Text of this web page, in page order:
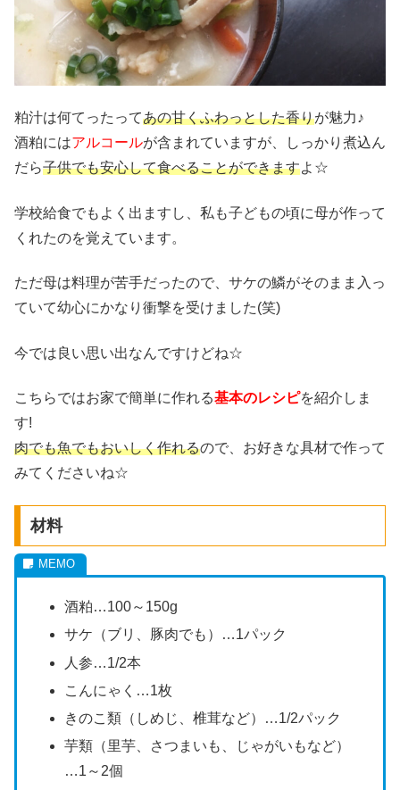
粕汁は何てったってあの甘くふわっとした香りが魅力♪
酒粕にはアルコールが含まれていますが、しっかり煮込ん
だら子供でも安心して食べることができますよ☆
学校給食でもよく出ますし、私も子どもの頃に母が作って
くれたのを覚えています。
ただ母は料理が苦手だったので、サケの鱗がそのまま入っ
ていて幼心にかなり衝撃を受けました(笑)
今では良い思い出なんですけどね☆
こちらではお家で簡単に作れる基本のレシピを紹介しま
す!
肉でも魚でもおいしく作れるので、お好きな具材で作って
みてくださいね☆
材料
酒粕…100～150g
サケ（ブリ、豚肉でも）…1パック
人参…1/2本
こんにゃく…1枚
きのこ類（しめじ、椎茸など）…1/2パック
芋類（里芋、さつまいも、じゃがいもなど）
…1～2個